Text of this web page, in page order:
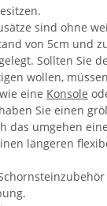
sind ohne
von 5cm und
Sollten Sie
wollen,
eine Konsole
Sie einen
das umgehen
längeren